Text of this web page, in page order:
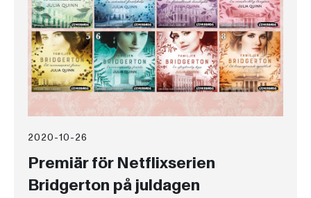
2020-10-26
Premiär för Netflixserien
Bridgerton på juldagen